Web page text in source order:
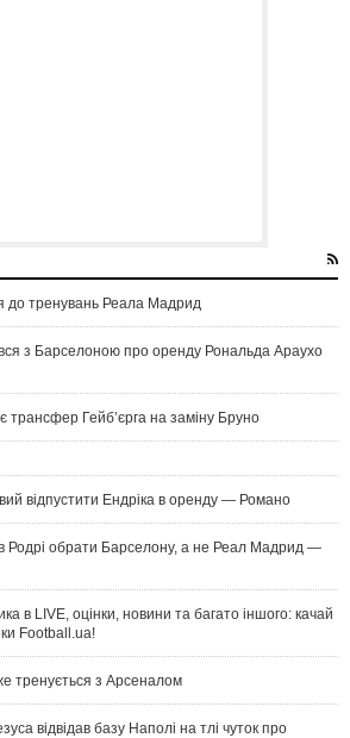
до тренувань Реала Мадрид
з Барселоною про оренду Рональда Араухо
трансфер Гейб’єрга на заміну Бруно
відпустити Ендріка в оренду — Романо
Родрі обрати Барселону, а не Реал Мадрид —
в LIVE, оцінки, новини та багато іншого: качай
Football.ua!
тренується з Арсеналом
відвідав базу Наполі на тлі чуток про